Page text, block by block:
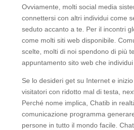
Ovviamente, molti social media
connettersi con altri individui come
seduto accanto a te. Per il incontri
come molti siti web disponibile.
scelte, molti di noi spendono di più
appuntamento sito web che individui
Se lo desideri get su Internet e
visitatori con ridotto mal di testa,
Perché nome implica, Chatib in
comunicazione programma
persone in tutto il mondo facile.